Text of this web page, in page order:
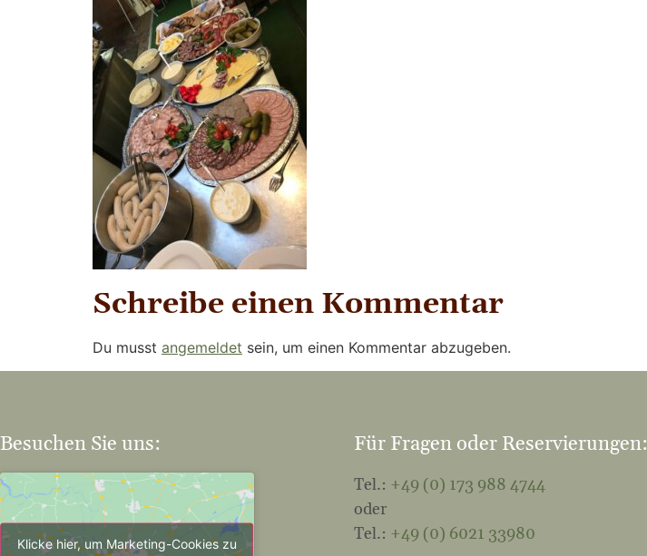
Schreibe einen Kommentar
Du musst angemeldet sein, um einen Kommentar abzugeben.
Besuchen Sie uns:
Klicke hier, um Marketing-Cookies zu
Für Fragen oder Reservierungen:
Tel.: +49 (0) 173 988 4744
oder
Tel.: +49 (0) 6021 33980